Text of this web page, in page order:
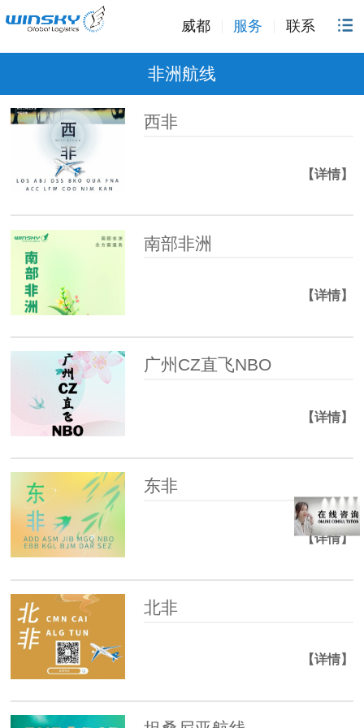
威都 服务 联系
非洲航线
西非
【详情】
南部非洲
【详情】
广州CZ直飞NBO
【详情】
东非
【详情】
北非
【详情】